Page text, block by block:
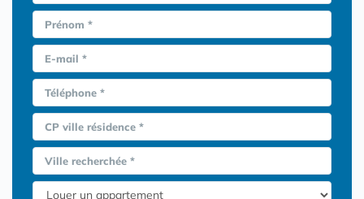
Prénom *
E-mail *
Téléphone *
CP ville résidence *
Ville recherchée *